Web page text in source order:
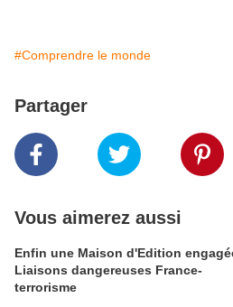
#Comprendre le monde
Partager
Vous aimerez aussi
Enfin une Maison d'Edition
Liaisons dangereuses France-
terrorisme